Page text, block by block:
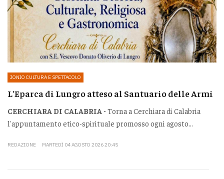
JONIO CULTURA E SPETTACOLO
L'Eparca di Lungro atteso al Santuario delle Armi
CERCHIARA DI CALABRIA - Torna a Cerchiara di Calabria
l'appuntamento etico-spirituale promosso ogni agosto...
REDAZIONE MARTEDÌ 04 AGOSTO 2026 20:45